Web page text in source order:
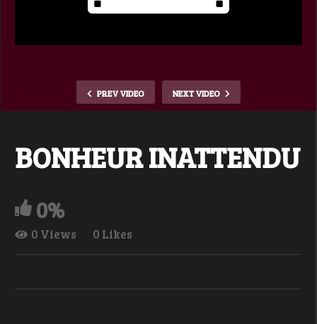
PREV VIDEO NEXT VIDEO
BONHEUR INATTENDU
0%
0 Views 0 Likes